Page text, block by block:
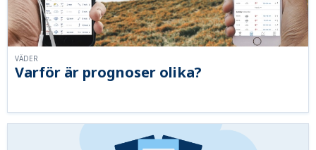
Varför är prognoser olika?
VÄDER